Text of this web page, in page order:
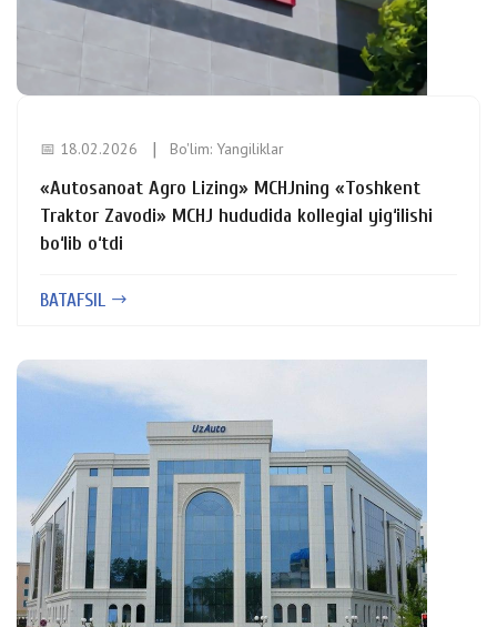
📅 18.02.2026 Bo'lim: Yangiliklar
«Autosanoat Agro Lizing» MCHJning «Toshkent
Traktor Zavodi» MCHJ hududida kollegial yig‘ilishi
bo‘lib o‘tdi
BATAFSIL